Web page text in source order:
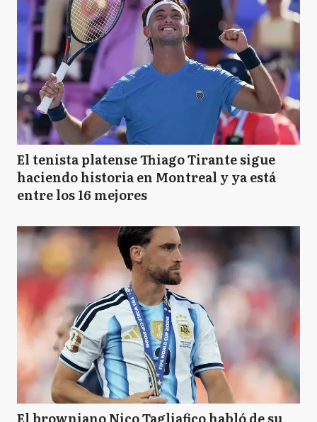
El tenista platense Thiago Tirante sigue
haciendo historia en Montreal y ya está
entre los 16 mejores